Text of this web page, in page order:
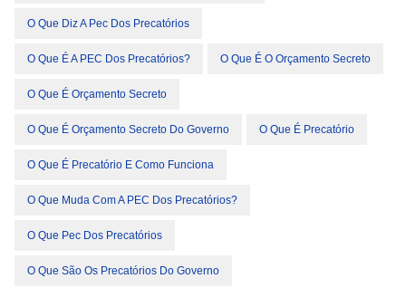
O Que Diz A Pec Dos Precatórios
O Que É A PEC Dos Precatórios? O Que É O Orçamento Secreto
O Que É Orçamento Secreto
O Que É Orçamento Secreto Do Governo O Que É Precatório
O Que É Precatório E Como Funciona
O Que Muda Com A PEC Dos Precatórios?
O Que Pec Dos Precatórios
O Que São Os Precatórios Do Governo